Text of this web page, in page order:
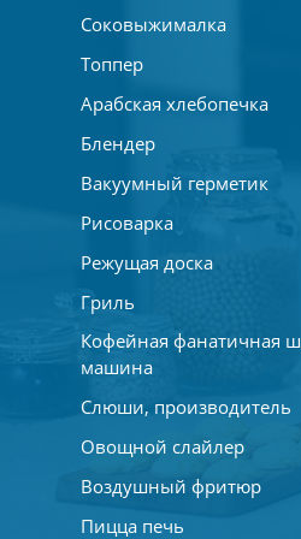
Соковыжималка
Топпер
Арабская хлебопечка
Блендер
Вакуумный герметик
Рисоварка
Режущая доска
Гриль
Кофейная фанатичная
машина
Слюши, производитель
Овощной слайлер
Воздушный фритюр
Пицца печь